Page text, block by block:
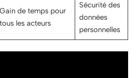
Gain de temps pour
tous les acteurs
Sécurité des
données
personnelles